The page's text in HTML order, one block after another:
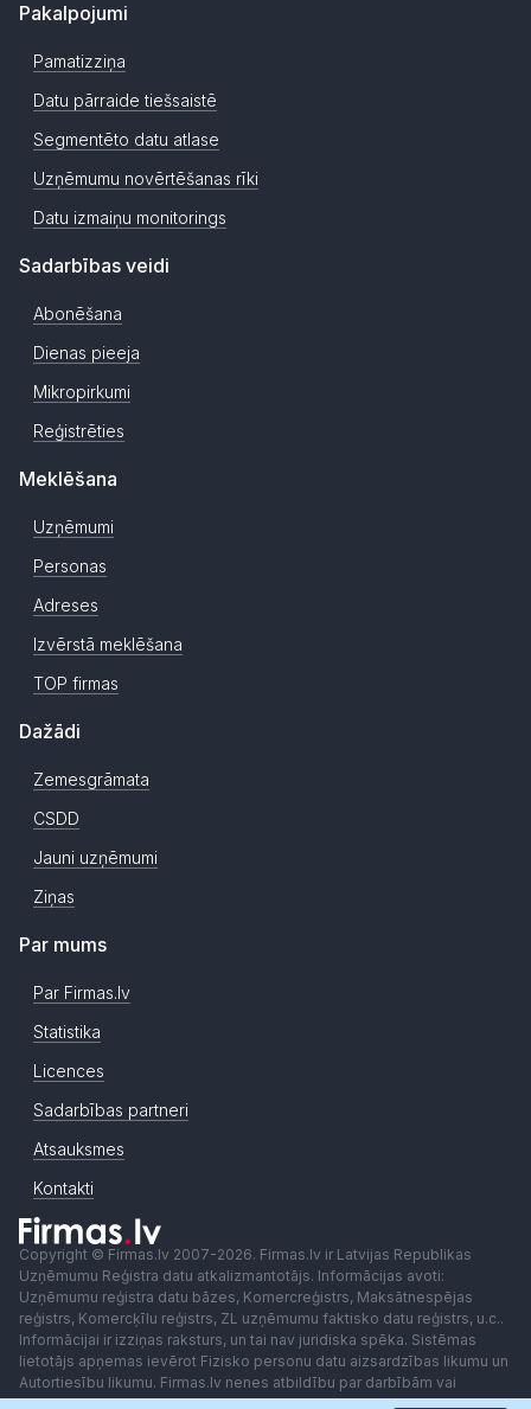
Pakalpojumi
Pamatizziņa
Datu pārraide tiešsaistē
Segmentēto datu atlase
Uzņēmumu novērtēšanas rīki
Datu izmaiņu monitorings
Sadarbības veidi
Abonēšana
Dienas pieeja
Mikropirkumi
Reģistrēties
Meklēšana
Uzņēmumi
Personas
Adreses
Izvērstā meklēšana
TOP firmas
Dažādi
Zemesgrāmata
CSDD
Jauni uzņēmumi
Ziņas
Par mums
Par Firmas.lv
Statistika
Licences
Sadarbības partneri
Atsauksmes
Kontakti
Copyright © Firmas.lv 2007-2026. Firmas.lv ir Latvijas Republikas
Uzņēmumu Reģistra datu atkalizmantotājs. Informācijas avoti:
Uzņēmumu reģistra datu bāzes, Komercreģistrs, Maksātnespējas
reģistrs, Komercķīlu reģistrs, ZL uzņēmumu faktisko datu reģistrs, u.c..
Informācijai ir izziņas raksturs, un tai nav juridiska spēka. Sistēmas
lietotājs apņemas ievērot Fizisko personu datu aizsardzības likumu un
Autortiesību likumu. Firmas.lv nenes atbildību par darbībām vai
lēmumiem, kas balstīti uz saņemto pakalpojumu. Lietotājam aizliegts